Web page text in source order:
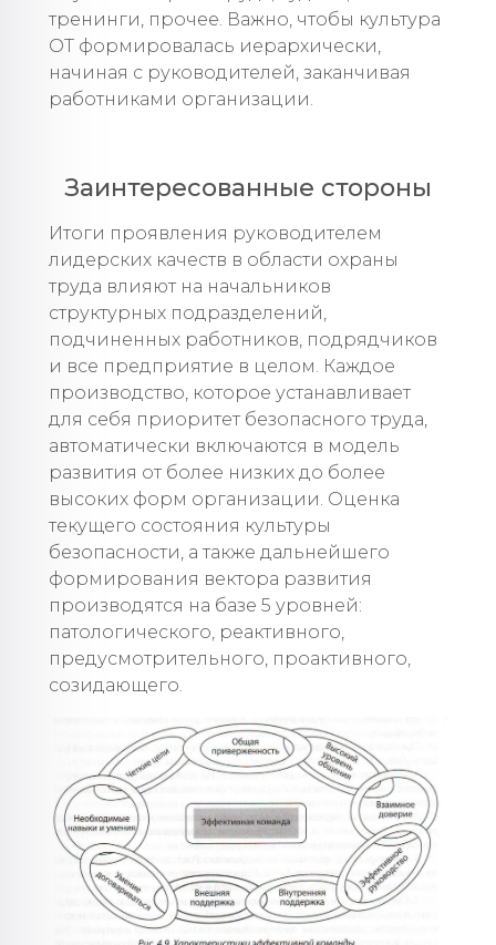
тренинги, прочее. Важно, чтобы культура
ОТ формировалась иерархически,
начиная с руководителей, заканчивая
работниками организации.
Заинтересованные стороны
Итоги проявления руководителем
лидерских качеств в области охраны
труда влияют на начальников
структурных подразделений,
подчиненных работников, подрядчиков
и все предприятие в целом. Каждое
производство, которое устанавливает
для себя приоритет безопасного труда,
автоматически включаются в модель
развития от более низких до более
высоких форм организации. Оценка
текущего состояния культуры
безопасности, а также дальнейшего
формирования вектора развития
производятся на базе 5 уровней:
патологического, реактивного,
предусмотрительного, проактивного,
созидающего.